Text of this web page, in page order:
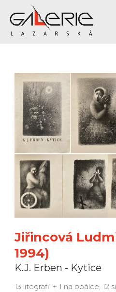
Jiřincová
1994)
K.J. Erben - Kytice
13 litografií + 1 na obálce, 12